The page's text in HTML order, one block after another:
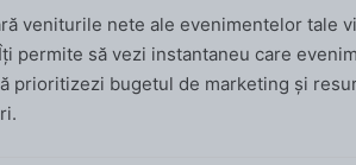
veniturile nete ale evenimentelor tale
permite să vezi instantaneu care
prioritizezi bugetul de marketing și